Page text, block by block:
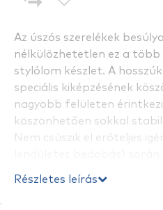
Az úszós szerelékek
nélkülözhetetlen ez a
stylólom készlet. A
speciális kiképzésének
nagyobb felületen
köszönhetően sokkal
Nem csúszik el erőteljes
Részletes leírás